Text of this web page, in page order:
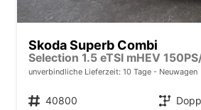
Skoda Superb Combi
unverbindliche Lieferzeit: 10 Tage Neuwagen
Fahrzeugnr. 40800 Getriebe